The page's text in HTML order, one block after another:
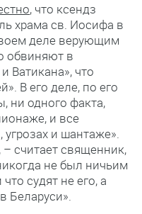
, что ксендз
храма св. Иосифа в
деле верующим
обвиняют в
Ватикана», что
В его деле, по его
ни одного факта,
и все
и шантаже».
считает священник,
не был ничьим
судят не его, а
Беларуси».